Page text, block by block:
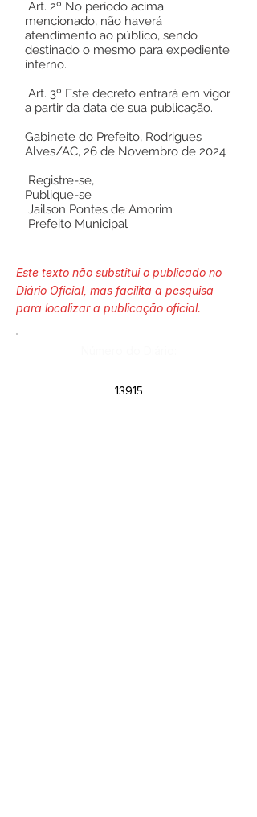
Art. 2º No período acima
mencionado, não haverá
atendimento ao público, sendo
destinado o mesmo para expediente
interno.
Art. 3º Este decreto entrará em vigor
a partir da data de sua publicação.
Gabinete do Prefeito, Rodrigues
Alves/AC, 26 de Novembro de 2024
Registre-se,
Publique-se
Jailson Pontes de Amorim
Prefeito Municipal
Este texto não substitui o publicado no
Diário Oficial, mas facilita a pesquisa
para localizar a publicação oficial.
13915